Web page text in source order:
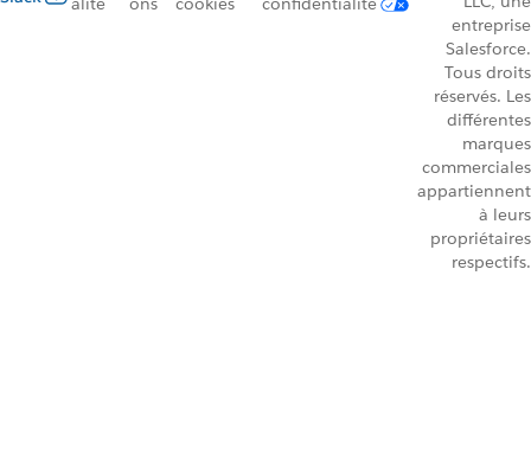
entreprise
Salesforce.
Tous droits
réservés. Les
différentes
marques
commerciales
appartiennent
à leurs
propriétaires
respectifs.